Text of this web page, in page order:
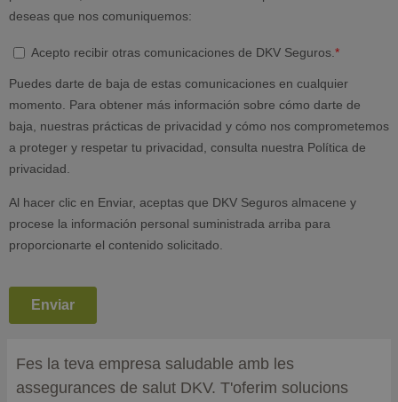
Fes la teva empresa saludable amb les
assegurances de salut DKV. T'oferim solucions